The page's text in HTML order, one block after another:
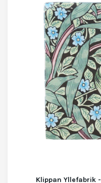
Klippan Yllefabrik